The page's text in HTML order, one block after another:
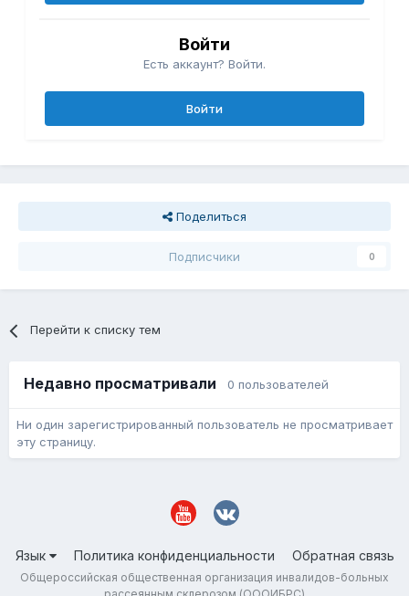
Войти
Есть аккаунт? Войти.
Войти
Поделиться
Подписчики 0
Перейти к списку тем
Недавно просматривали 0 пользователей
Ни один зарегистрированный пользователь не просматривает
эту страницу.
Язык Политика конфиденциальности Обратная связь
Общероссийская общественная организация инвалидов-больных